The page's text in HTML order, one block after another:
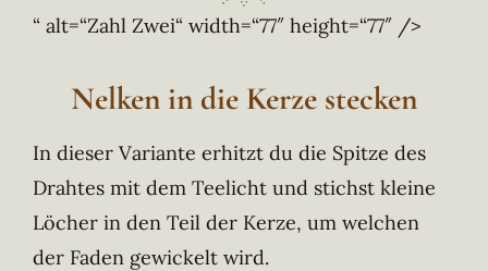
“ alt=“Zahl Zwei“ width=“77″ height=“77″ />
Nelken in die Kerze stecken
In dieser Variante erhitzt du die Spitze des
Drahtes mit dem Teelicht und stichst kleine
Löcher in den Teil der Kerze, um welchen
der Faden gewickelt wird.